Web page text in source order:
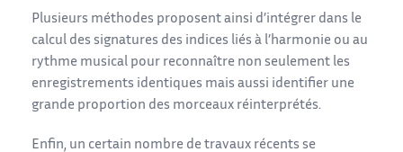
Plusieurs méthodes proposent ainsi d’intégrer dans le
calcul des signatures des indices liés à l’harmonie ou au
rythme musical pour reconnaître non seulement les
enregistrements identiques mais aussi identifier une
grande proportion des morceaux réinterprétés.
Enfin, un certain nombre de travaux récents se